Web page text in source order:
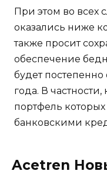
При этом во
оказались ниже
также просит
обеспечение
будет
года. В
портфель
банковскими
Acetren